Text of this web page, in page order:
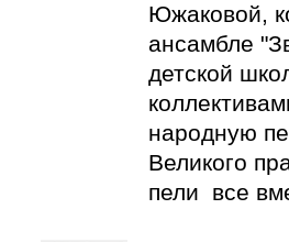
Южаковой,
ансамбле
детской
народную
Великого
пели все